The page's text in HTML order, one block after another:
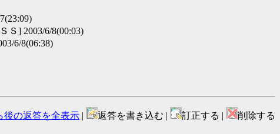
Ｓ] 2003/6/8(00:03)
6/8(06:38)
後の返答を全表示 | 返答を書き込む | 訂正する | 削除する